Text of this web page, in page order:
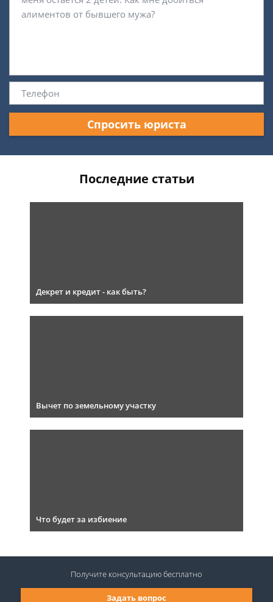
Спросить юриста
Последние статьи
Декрет и кредит - как быть?
Вычет по земельному участку
Что будет за избиение
Задать вопрос
Получите консультациюбесплатно